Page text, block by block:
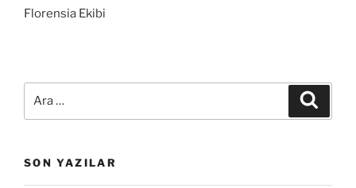
Florensia Ekibi
SON YAZILAR